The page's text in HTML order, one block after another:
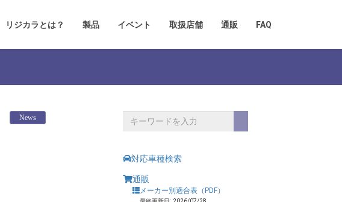
リジカラとは？ 製品 イベント 取扱店舗 通販 FAQ
News
対応車種検索
通販
メーカー別適合表（PDF）
最終更新日: 2026/07/28